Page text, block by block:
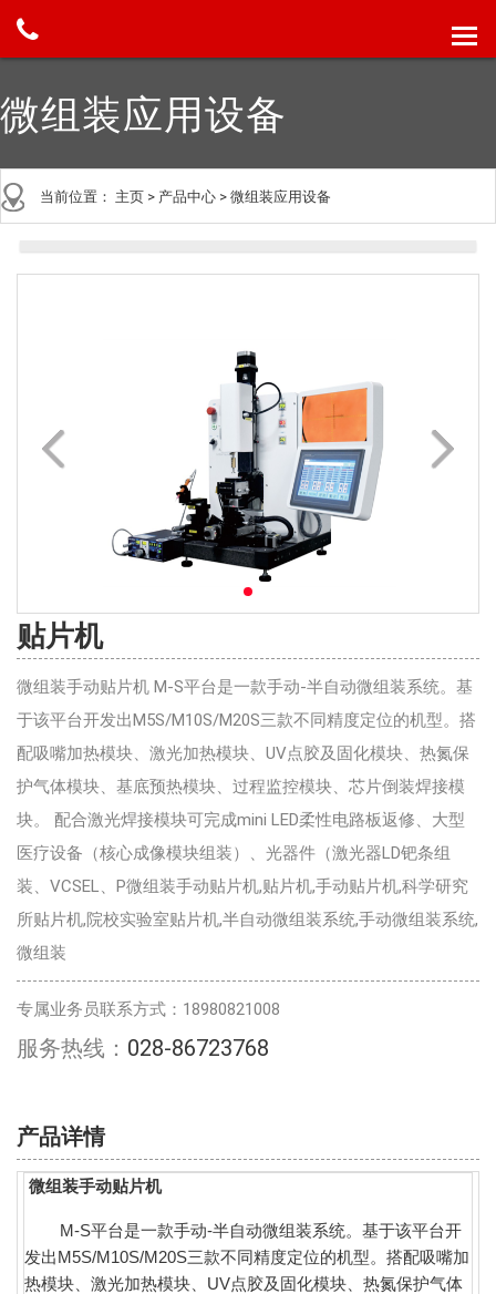
微组装应用设备
当前位置： 主页 > 产品中心 > 微组装应用设备
贴片机
微组装手动贴片机 M-S平台是一款手动-半自动微组装系统。基
于该平台开发出M5S/M10S/M20S三款不同精度定位的机型。搭
配吸嘴加热模块、激光加热模块、UV点胶及固化模块、热氮保
护气体模块、基底预热模块、过程监控模块、芯片倒装焊接模
块。 配合激光焊接模块可完成mini LED柔性电路板返修、大型
医疗设备（核心成像模块组装）、光器件（激光器LD钯条组
装、VCSEL、P微组装手动贴片机,贴片机,手动贴片机,科学研究
所贴片机,院校实验室贴片机,半自动微组装系统,手动微组装系统,
微组装
专属业务员联系方式：18980821008
服务热线： 028-86723768
产品详情
微组装手动贴片机
M-S平台是一款手动-半自动微组装系统。基于该平台开
发出M5S/M10S/M20S三款不同精度定位的机型。搭配吸嘴加
热模块、激光加热模块、UV点胶及固化模块、热氮保护气体